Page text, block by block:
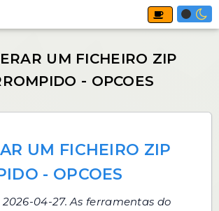
UM FICHEIRO ZIP
- OPCOES
04-27. As ferramentas do